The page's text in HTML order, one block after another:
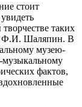
стоит
таких
Ф.И. Шаляпин. В
музею-
музыкальному
фактов,